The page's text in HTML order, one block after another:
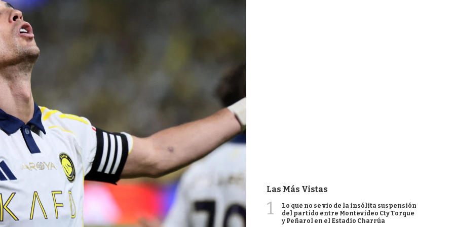
Las Más Vistas
1
Lo que no se vio de la insólita suspensión
del partido entre Montevideo Cty Torque
y Peñarol en el Estadio Charrúa